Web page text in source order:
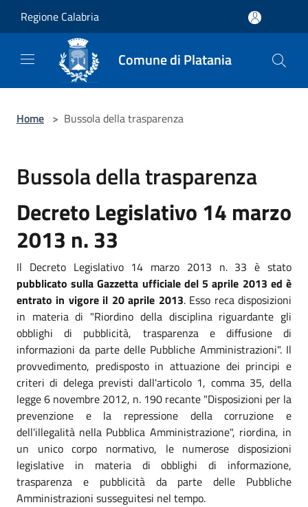
Regione Calabria
Comune di Platania
Home > Bussola della trasparenza
Bussola della trasparenza
Decreto Legislativo 14 marzo
2013 n. 33
Il Decreto Legislativo 14 marzo 2013 n. 33 è stato
pubblicato sulla Gazzetta ufficiale del 5 aprile 2013 ed è
entrato in vigore il 20 aprile 2013. Esso reca disposizioni
in materia di "Riordino della disciplina riguardante gli
obblighi di pubblicità, trasparenza e diffusione di
informazioni da parte delle Pubbliche Amministrazioni". Il
provvedimento, predisposto in attuazione dei principi e
criteri di delega previsti dall'articolo 1, comma 35, della
legge 6 novembre 2012, n. 190 recante "Disposizioni per la
prevenzione e la repressione della corruzione e
dell'illegalità nella Pubblica Amministrazione", riordina, in
un unico corpo normativo, le numerose disposizioni
legislative in materia di obblighi di informazione,
trasparenza e pubblicità da parte delle Pubbliche
Amministrazioni susseguitesi nel tempo.